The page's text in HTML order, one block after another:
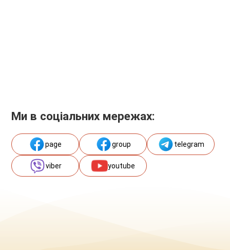
Ми в соціальних мережах:
page group telegram
viber youtube